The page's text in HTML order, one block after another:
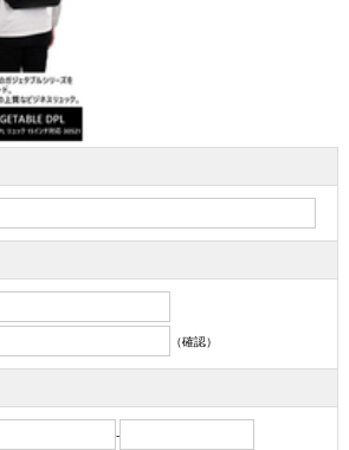
（確認）
-